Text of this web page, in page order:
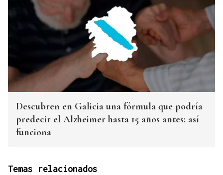
Descubren en Galicia una fórmula que podría
predecir el Alzheimer hasta 15 años antes: así
funciona
Temas relacionados